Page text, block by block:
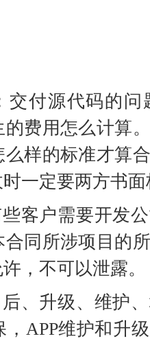
交付源代码的
费用怎么计算
样的标准才算
一定要两方书
客户需要开发
同所涉项目的
，不可以泄露。
、升级、维护
APP维护和升